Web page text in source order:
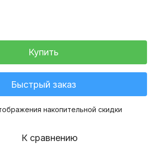
Купить
Быстрый заказ
накопительной скидки
К сравнению